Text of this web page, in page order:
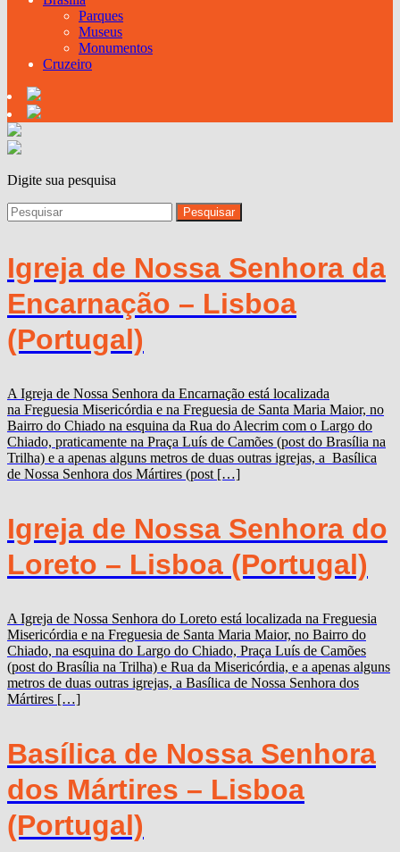
Parques
Museus
Monumentos
Cruzeiro
Digite sua pesquisa
Igreja de Nossa Senhora da
Encarnação – Lisboa
(Portugal)
A Igreja de Nossa Senhora da Encarnação está localizada
na Freguesia Misericórdia e na Freguesia de Santa Maria Maior, no
Bairro do Chiado na esquina da Rua do Alecrim com o Largo do
Chiado, praticamente na Praça Luís de Camões (post do Brasília na
Trilha) e a apenas alguns metros de duas outras igrejas, a Basílica
de Nossa Senhora dos Mártires (post […]
Igreja de Nossa Senhora do
Loreto – Lisboa (Portugal)
A Igreja de Nossa Senhora do Loreto está localizada na Freguesia
Misericórdia e na Freguesia de Santa Maria Maior, no Bairro do
Chiado, na esquina do Largo do Chiado, Praça Luís de Camões
(post do Brasília na Trilha) e Rua da Misericórdia, e a apenas alguns
metros de duas outras igrejas, a Basílica de Nossa Senhora dos
Mártires […]
Basílica de Nossa Senhora
dos Mártires – Lisboa
(Portugal)